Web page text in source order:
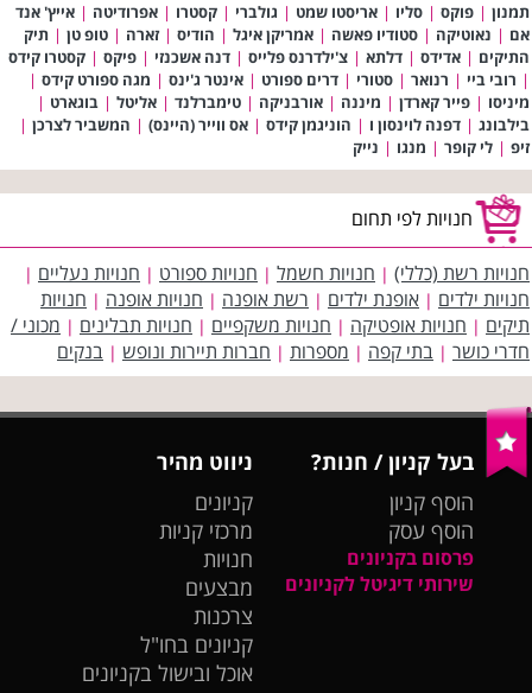
תמנון | פוקס | סליו | אריסטו שמט | גולברי | קסטרו | אפרודיטה | אייץ' אנד
אם | נאוטיקה | סטודיו פאשה | אמריקן איגל | הודיס | זארה | טופ טן | תיק
התיקים | אדידס | דלתא | צ'ילדרנס פלייס | דנה אשכנזי | פיקס | קסטרו קידס
| רובי ביי | רנואר | סטורי | דרים ספורט | אינטר ג'ינס | מגה ספורט קידס |
מיניסו | פייר קארדן | מיננה | אורבניקה | טימברלנד | אליטל | בוגארט |
בילבונג | דפנה לוינסון ו | הוניגמן קידס | אס ווייר (היינס) | המשביר לצרכן |
זיפ | לי קופר | מנגו | נייק
חנויות לפי תחום
חנויות רשת (כללי) | חנויות חשמל | חנויות ספורט | חנויות נעליים |
חנויות ילדים | אופנת ילדים | רשת אופנה | חנויות אופנה | חנויות
תיקים | חנויות אופטיקה | חנויות משקפיים | חנויות תבלינים | מכוני /
חדרי כושר | בתי קפה | מספרות | חברות תיירות ונופש | בנקים
בעל קניון / חנות?
הוסף קניון
הוסף עסק
פרסום בקניונים
שירותי דיגיטל לקניונים
ניווט מהיר
קניונים
מרכזי קניות
חנויות
מבצעים
צרכנות
קניונים בחו"ל
אוכל ובישול בקניונים